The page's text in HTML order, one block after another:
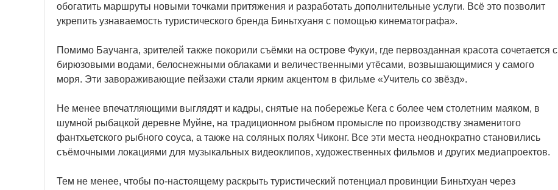
обогатить маршруты новыми точками притяжения и разработать дополнительные услуги. Всё это позволит
укрепить узнаваемость туристического бренда Биньтхуаня с помощью кинематографа».
Помимо Баучанга, зрителей также покорили съёмки на острове Фукуи, где первозданная красота сочетается с
бирюзовыми водами, белоснежными облаками и величественными утёсами, возвышающимися у самого
моря. Эти завораживающие пейзажи стали ярким акцентом в фильме «Учитель со звёзд».
Не менее впечатляющими выглядят и кадры, снятые на побережье Кега с более чем столетним маяком, в
шумной рыбацкой деревне Муйне, на традиционном рыбном промысле по производству знаменитого
фантхьетского рыбного соуса, а также на соляных полях Чиконг. Все эти места неоднократно становились
съёмочными локациями для музыкальных видеоклипов, художественных фильмов и других медиапроектов.
Тем не менее, чтобы по-настоящему раскрыть туристический потенциал провинции Биньтхуан через